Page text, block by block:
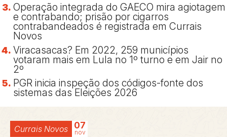
Operação integrada do GAECO mira agiotagem
e contrabando; prisão por cigarros
contrabandeados é registrada em Currais
Novos
Viracasacas? Em 2022, 259 municípios
votaram mais em Lula no 1º turno e em Jair no
2º
PGR inicia inspeção dos códigos-fonte dos
sistemas das Eleições 2026
Currais Novos 07
nov